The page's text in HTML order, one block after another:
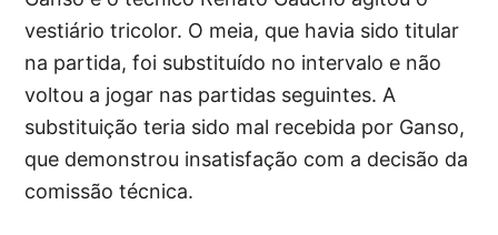
vestiário tricolor. O meia, que havia sido titular
na partida, foi substituído no intervalo e não
voltou a jogar nas partidas seguintes. A
substituição teria sido mal recebida por Ganso,
que demonstrou insatisfação com a decisão da
comissão técnica.